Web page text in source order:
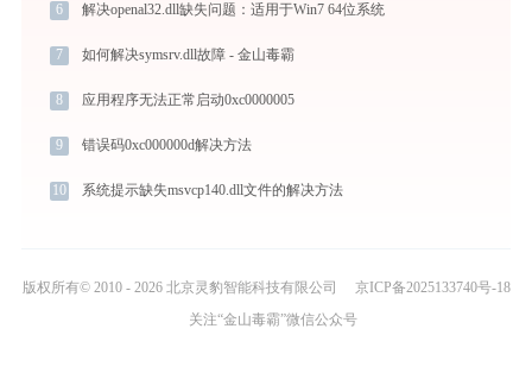
6 解决openal32.dll缺失问题：适用于Win7 64位系统
7 如何解决symsrv.dll故障 - 金山毒霸
8 应用程序无法正常启动0xc0000005
9 错误码0xc000000d解决方法
10 系统提示缺失msvcp140.dll文件的解决方法
版权所有© 2010 - 2026 北京灵豹智能科技有限公司
京ICP备2025133740号-18
关注“金山毒霸”微信公众号